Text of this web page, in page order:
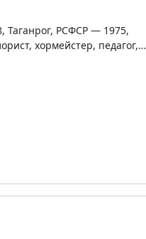
Таганрог, РСФСР — 1975,
хормейстер, педагог,…